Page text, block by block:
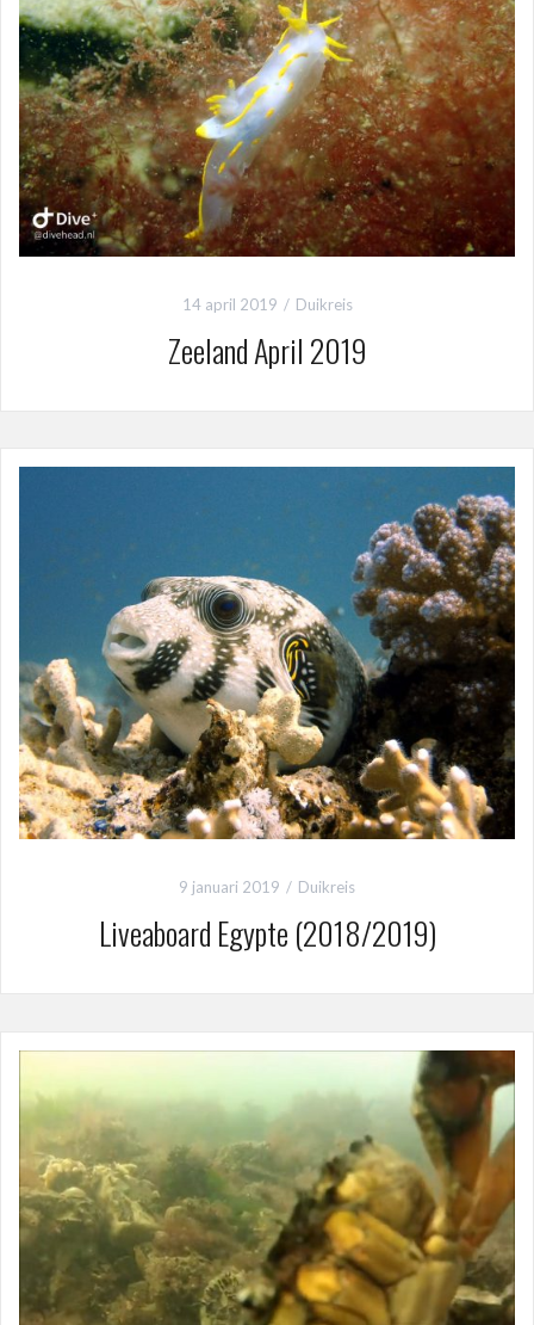
14 april 2019 Duikreis
Zeeland April 2019
9 januari 2019 Duikreis
Liveaboard Egypte (2018/2019)